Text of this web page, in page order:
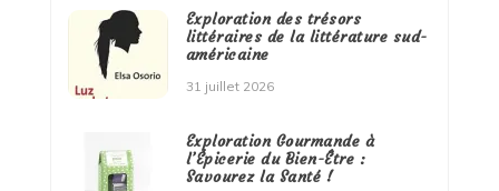
Exploration des trésors
littéraires de la littérature sud-
américaine
31 juillet 2026
Exploration Gourmande à
l’Épicerie du Bien-Être :
Savourez la Santé !